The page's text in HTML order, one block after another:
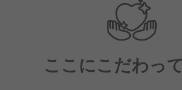
≪入社後のキャリアプラン≫
やるべきことは多く、取り組むべき課
その分、短期間で様々な知識やスキ
ここにこだわっ